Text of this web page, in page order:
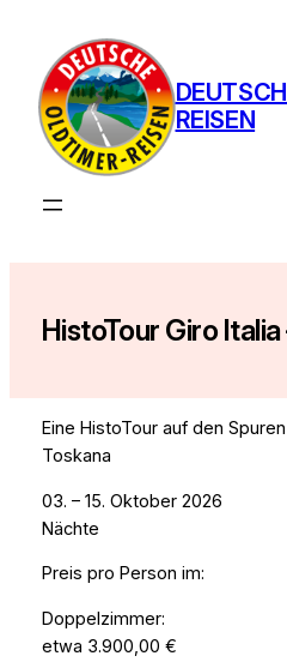
springen
REISEN
HistoTour Giro
Eine HistoTour auf den
Toskana
03. – 15.
Nächte
Preis pro Person im:
etwa 3.900,00 €